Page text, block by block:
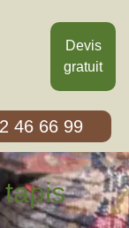
Devis
gratuit
46 66 99